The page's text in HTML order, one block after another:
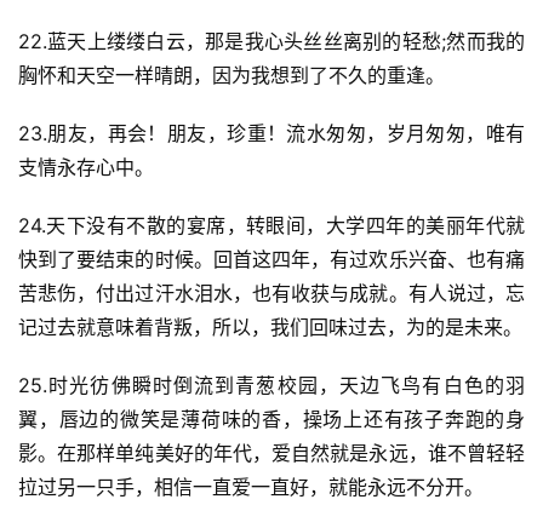
22.蓝天上缕缕白云，那是我心头丝丝离别的轻愁;然而我的
胸怀和天空一样晴朗，因为我想到了不久的重逢。
23.朋友，再会！朋友，珍重！流水匆匆，岁月匆匆，唯有
支情永存心中。
24.天下没有不散的宴席，转眼间，大学四年的美丽年代就
快到了要结束的时候。回首这四年，有过欢乐兴奋、也有痛
苦悲伤，付出过汗水泪水，也有收获与成就。有人说过，忘
记过去就意味着背叛，所以，我们回味过去，为的是未来。
25.时光彷佛瞬时倒流到青葱校园，天边飞鸟有白色的羽
翼，唇边的微笑是薄荷味的香，操场上还有孩子奔跑的身
影。在那样单纯美好的年代，爱自然就是永远，谁不曾轻轻
拉过另一只手，相信一直爱一直好，就能永远不分开。